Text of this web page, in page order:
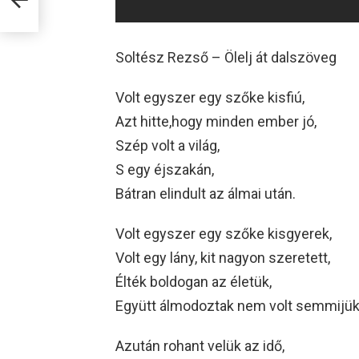
Soltész Rezső – Ölelj át dalszöveg
Volt egyszer egy szőke kisfiú,
Azt hitte,hogy minden ember jó,
Szép volt a világ,
S egy éjszakán,
Bátran elindult az álmai után.
Volt egyszer egy szőke kisgyerek,
Volt egy lány, kit nagyon szeretett,
Élték boldogan az életük,
Együtt álmodoztak nem volt
Azután rohant velük az idő,